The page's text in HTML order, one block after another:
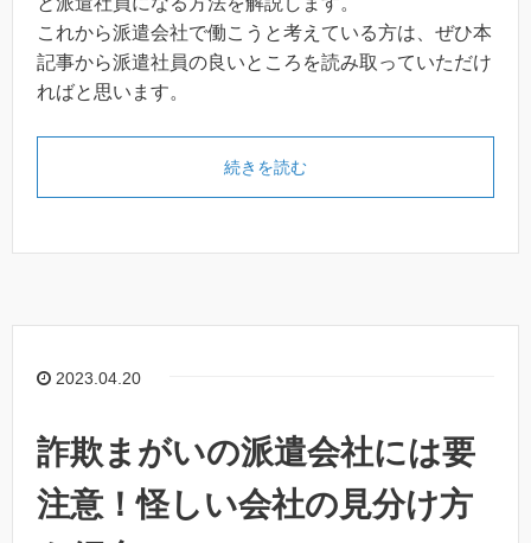
これから派遣会社で働こうと考えている方は、ぜひ本
記事から派遣社員の良いところを読み取っていただけ
ればと思います。
続きを読む
2023.04.20
詐欺まがいの派遣会社には要
注意！怪しい会社の見分け方